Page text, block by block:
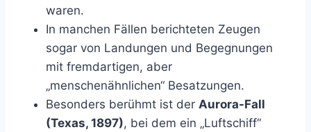
waren.
In manchen Fällen berichteten Zeugen
sogar von Landungen und Begegnungen
mit fremdartigen, aber
„menschenähnlichen“ Besatzungen.
Besonders berühmt ist der Aurora-Fall
(Texas, 1897), bei dem ein „Luftschiff“